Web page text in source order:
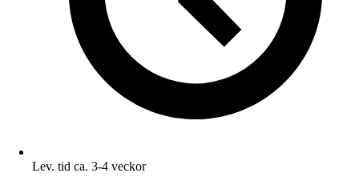
Lev. tid ca. 3-4 veckor